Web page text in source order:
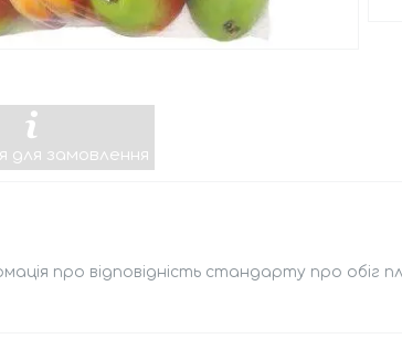
для замовлення
про відповідність стандарту про обіг